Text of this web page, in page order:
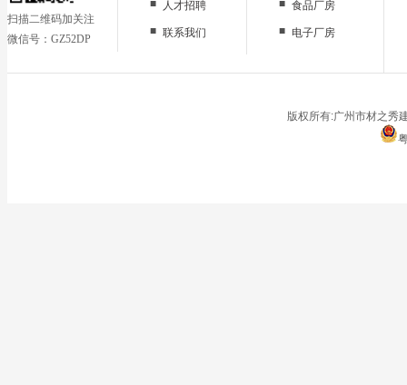
扫描二维码加关注
微信号：GZ52DP
■
人才招聘
■ 联系我们
■ 食品厂房
■ 电子厂房
停车场
版权所有:广州市材之